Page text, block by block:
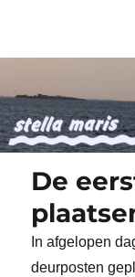
De
In afgelopen
deurposten